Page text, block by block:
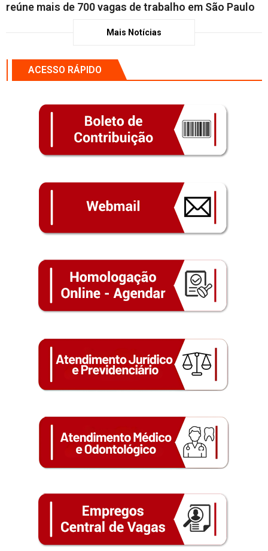
reúne mais de 700 vagas de trabalho em São Paulo
Mais Notícias
ACESSO RÁPIDO